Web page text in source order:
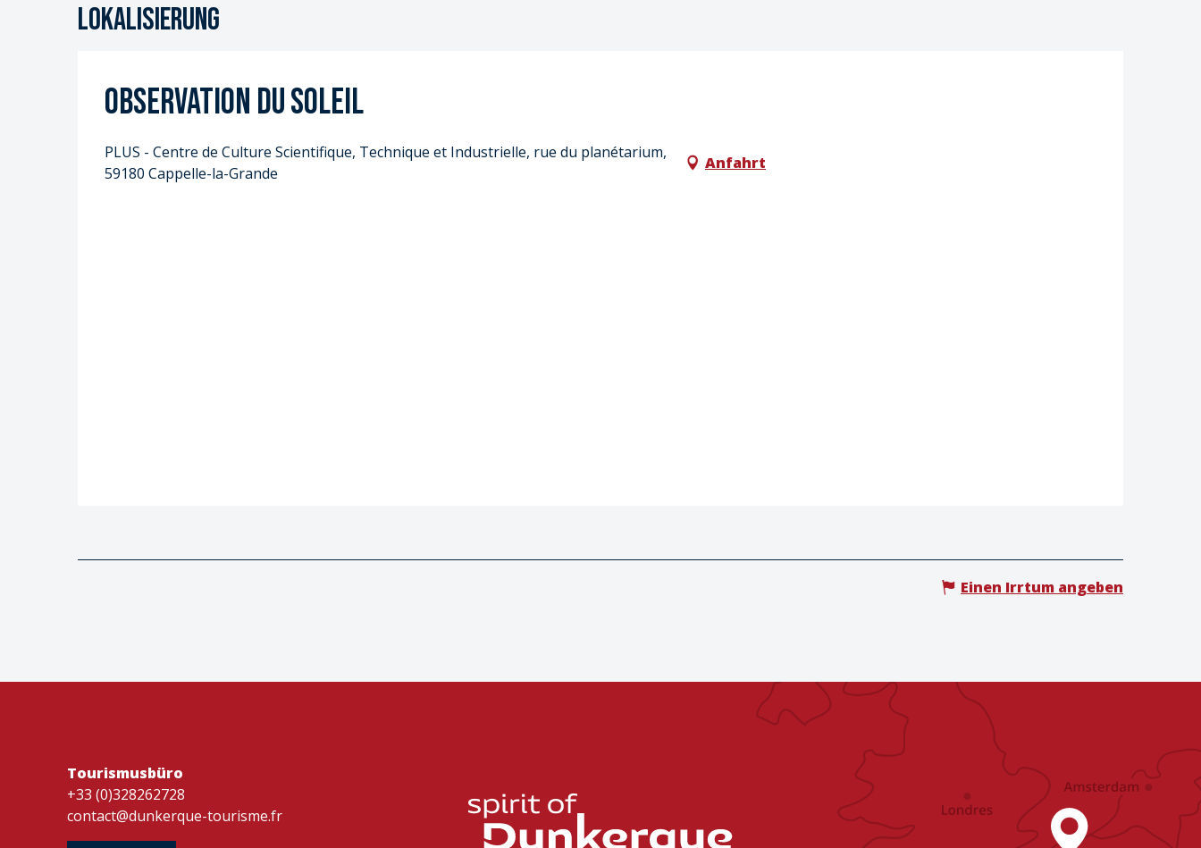
Lokalisierung
Observation du Soleil
PLUS - Centre de Culture Scientifique, Technique et Industrielle, rue du planétarium,
59180 Cappelle-la-Grande
Anfahrt
Einen Irrtum angeben
Tourismusbüro
+33 (0)328262728
contact@dunkerque-tourisme.fr